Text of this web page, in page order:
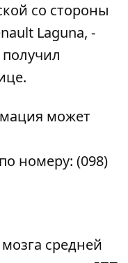
со стороны
Laguna, -
может
номеру: (098)
средней